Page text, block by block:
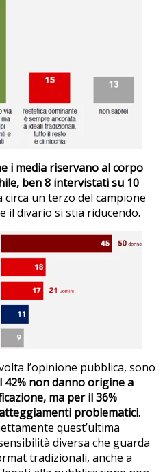
i media riservano al corpo
ben 8 intervistati su 10
circa un terzo del campione
il divario si stia riducendo.
l’opinione pubblica, sono
42% non danno origine a
ma per il 36%
problematici.
quest’ultima
diversa che guarda
tradizionali, anche a